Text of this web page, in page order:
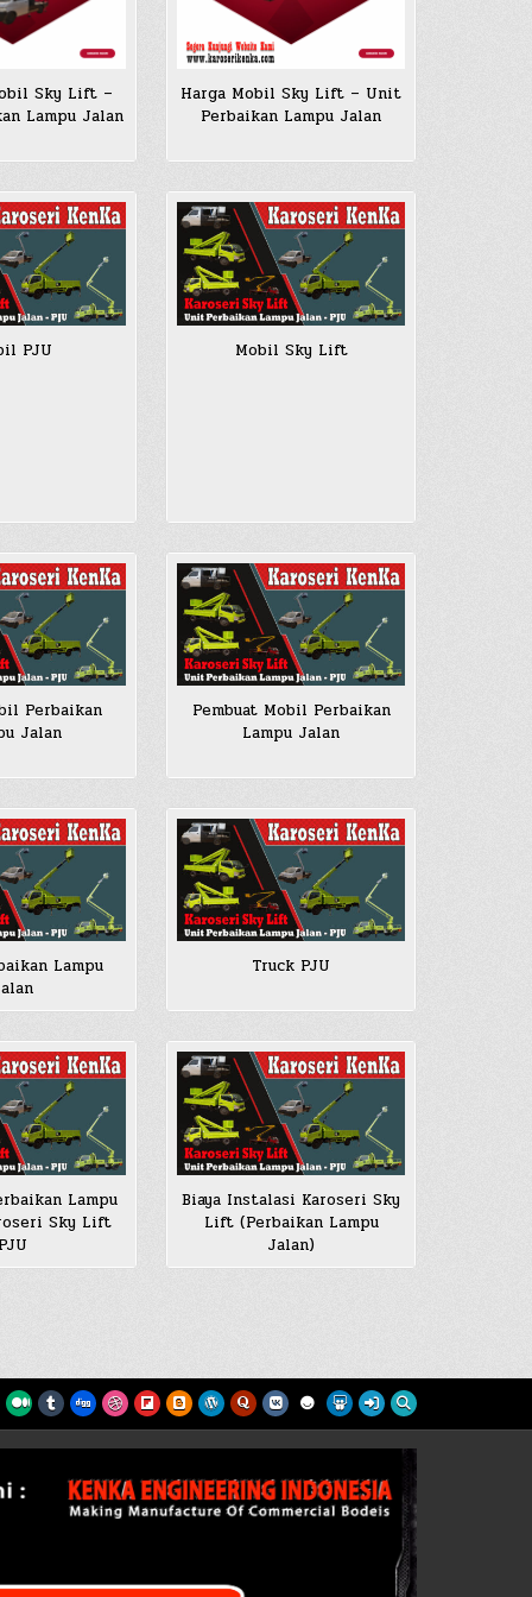
Sky Lift –
Lampu Jalan
Harga Mobil Sky Lift – Unit
Perbaikan Lampu Jalan
PJU Mobil Sky Lift
Perbaikan
Jalan
Pembuat Mobil Perbaikan
Lampu Jalan
Lampu
Truck PJU
Lampu
Sky Lift
Biaya Instalasi Karoseri Sky
Lift (Perbaikan Lampu
Jalan)